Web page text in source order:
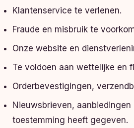
Klantenservice te verlenen.
Fraude en misbruik te
Onze website en
Te voldoen aan wettelijke en
Orderbevestigingen,
Nieuwsbrieven,
toestemming heeft gegeven.